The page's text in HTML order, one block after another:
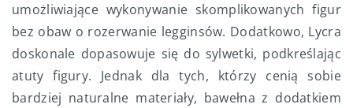
umożliwiające wykonywanie skomplikowanych figur
bez obaw o rozerwanie legginsów. Dodatkowo, Lycra
doskonale dopasowuje się do sylwetki, podkreślając
atuty figury. Jednak dla tych, którzy cenią sobie
bardziej naturalne materiały, bawełna z dodatkiem